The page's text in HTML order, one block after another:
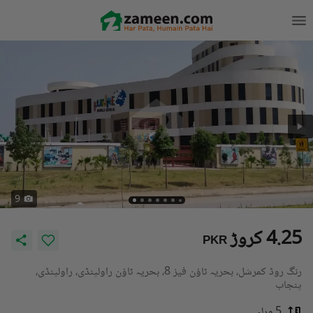
9
PKR 4.25 کروڑ
رنگ روڈ کمرشل، بحریہ ٹاؤن فیز 8، بحریہ ٹاؤن راولپنڈی، راولپنڈی،
پنجاب